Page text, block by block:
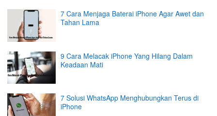
7 Cara Menjaga Baterai iPhone Agar Awet dan
Tahan Lama
9 Cara Melacak iPhone Yang Hilang Dalam
Keadaan Mati
7 Solusi WhatsApp Menghubungkan Terus di
iPhone